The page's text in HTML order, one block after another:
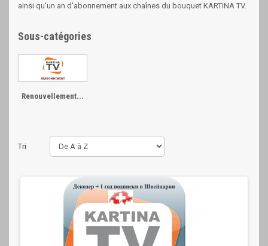
ainsi qu'un an d'abonnement aux chaînes du bouquet KARTINA TV.
Sous-catégories
Renouvellement...
Tri